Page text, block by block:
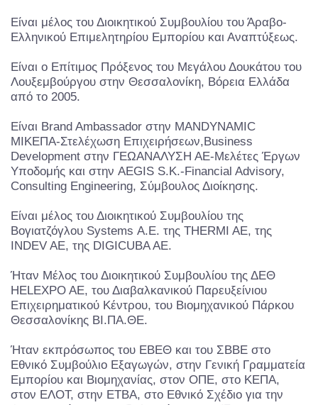
Είναι μέλος του Διοικητικού Συμβουλίου του Άραβο-
Ελληνικού Επιμελητηρίου Εμπορίου και Αναπτύξεως.
Είναι ο Επίτιμος Πρόξενος του Μεγάλου Δουκάτου του
Λουξεμβούργου στην Θεσσαλονίκη, Βόρεια Ελλάδα
από το 2005.
Είναι Brand Ambassador στην MANDYNAMIC
ΜΙΚΕΠΑ-Στελέχωση Επιχειρήσεων,Business
Development στην ΓΕΩΑΝΑΛΥΣΗ ΑΕ-Μελέτες Έργων
Υποδομής και στην AEGIS S.K.-Financial Advisory,
Consulting Engineering, Σύμβουλος Διοίκησης.
Είναι μέλος του Διοικητικού Συμβουλίου της
Βογιατζόγλου Systems Α.Ε. της THERMI AE, της
INDEV AE, της DIGICUBA AE.
Ήταν Μέλος του Διοικητικού Συμβουλίου της ΔΕΘ
HELEXPO AE, του Διαβαλκανικού Παρευξείνιου
Επιχειρηματικού Κέντρου, του Βιομηχανικού Πάρκου
Θεσσαλονίκης ΒΙ.ΠΑ.ΘΕ.
Ήταν εκπρόσωπος του ΕΒΕΘ και του ΣΒΒΕ στο
Εθνικό Συμβούλιο Εξαγωγών, στην Γενική Γραμματεία
Εμπορίου και Βιομηχανίας, στον ΟΠΕ, στο ΚΕΠΑ,
στον ΕΛΟΤ, στην ΕΤΒΑ, στο Εθνικό Σχέδιο για την